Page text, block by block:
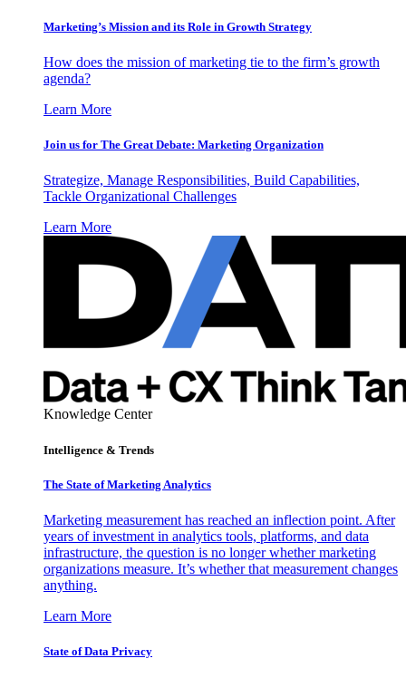
Marketing’s Mission and its Role in Growth Strategy
How does the mission of marketing tie to the firm’s growth
agenda?
Learn More
Join us for The Great Debate: Marketing Organization
Strategize, Manage Responsibilities, Build Capabilities,
Tackle Organizational Challenges
Learn More
Knowledge Center
Intelligence & Trends
The State of Marketing Analytics
Marketing measurement has reached an inflection point. After
years of investment in analytics tools, platforms, and data
infrastructure, the question is no longer whether marketing
organizations measure. It’s whether that measurement changes
anything.
Learn More
State of Data Privacy